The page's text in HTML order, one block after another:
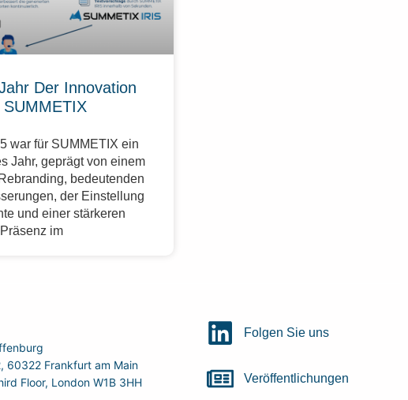
Der Innovation
SUMMETIX
war für SUMMETIX ein
Jahr, geprägt von einem
bedeutenden
der Einstellung
und einer stärkeren
Präsenz im
60322 Frankfurt am Main
Floor, London W1B 3HH
Folgen Sie uns
Veröffentlichungen